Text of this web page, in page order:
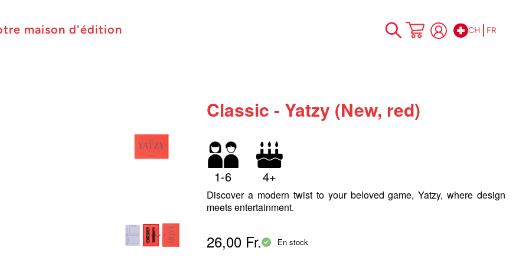
maison d'édition
Allez
CH FR
Classic - Yatzy (New, red)
1-6 4+
Discover a modern twist to your beloved game, Yatzy, where design
meets entertainment.
26,00 Fr. En stock